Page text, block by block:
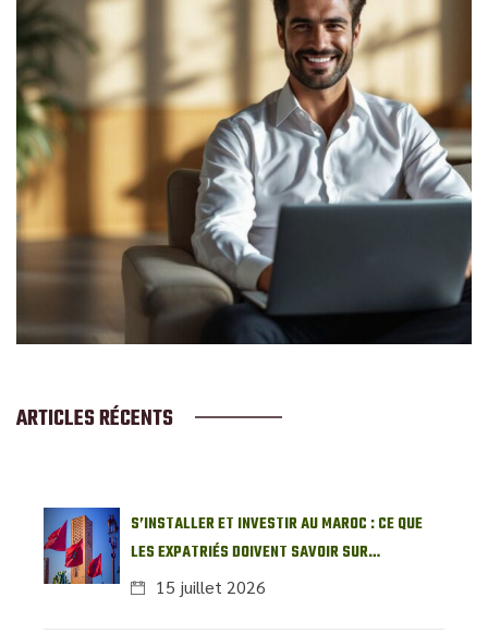
ARTICLES RÉCENTS
S’INSTALLER ET INVESTIR AU MAROC : CE QUE
LES EXPATRIÉS DOIVENT SAVOIR SUR
L’IMMOBILIER LOCAL
15 juillet 2026